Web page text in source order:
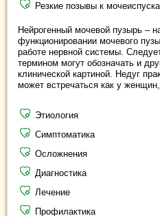
Резкие позывы к
Нейрогенный мочевой пузырь –
функционировании мочевого
работе нервной системы.
термином могут обозначать и
клинической картиной. Недуг
может встречаться как у
Этиология
Симптоматика
Осложнения
Диагностика
Лечение
Профилактика